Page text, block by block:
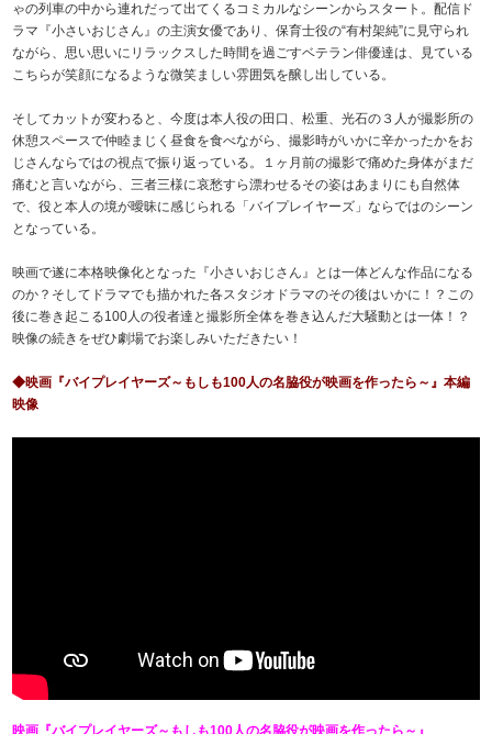
ゃの列車の中から連れだって出てくるコミカルなシーンからスタート。配信ド
ラマ『小さいおじさん』の主演女優であり、保育士役の“有村架純”に見守られ
ながら、思い思いにリラックスした時間を過ごすベテラン俳優達は、見ている
こちらが笑顔になるような微笑ましい雰囲気を醸し出している。
そしてカットが変わると、今度は本人役の田口、松重、光石の３人が撮影所の
休憩スペースで仲睦まじく昼食を食べながら、撮影時がいかに辛かったかをお
じさんならではの視点で振り返っている。１ヶ月前の撮影で痛めた身体がまだ
痛むと言いながら、三者三様に哀愁すら漂わせるその姿はあまりにも自然体
で、役と本人の境が曖昧に感じられる「バイプレイヤーズ」ならではのシーン
となっている。
映画で遂に本格映像化となった『小さいおじさん』とは一体どんな作品になる
のか？そしてドラマでも描かれた各スタジオドラマのその後はいかに！？この
後に巻き起こる100人の役者達と撮影所全体を巻き込んだ大騒動とは一体！？
映像の続きをぜひ劇場でお楽しみいただきたい！
◆映画『バイプレイヤーズ～もしも100人の名脇役が映画を作ったら～』本編
映像
映画『バイプレイヤーズ～もしも100人の名脇役が映画を作ったら～』